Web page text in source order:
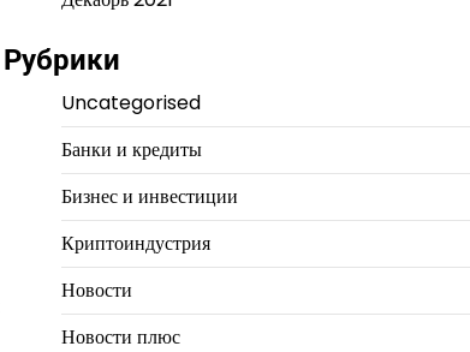
Рубрики
Uncategorised
Банки и кредиты
Бизнес и инвестиции
Криптоиндустрия
Новости
Новости плюс